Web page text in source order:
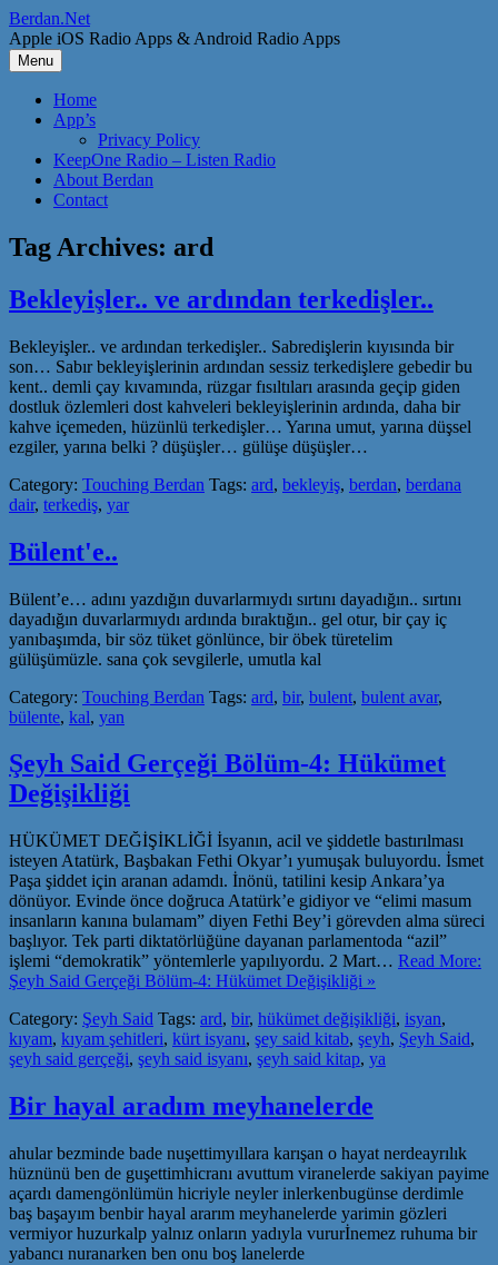
Skip
to
content
Berdan.Net
Apple iOS Radio Apps & Android Radio Apps
Menu
Home
App’s
Privacy Policy
KeepOne Radio – Listen Radio
About Berdan
Contact
Tag Archives: ard
Bekleyişler.. ve ardından terkedişler..
Bekleyişler.. ve ardından terkedişler.. Sabredişlerin kıyısında bir
son… Sabır bekleyişlerinin ardından sessiz terkedişlere gebedir bu
kent.. demli çay kıvamında, rüzgar fısıltıları arasında geçip giden
dostluk özlemleri dost kahveleri bekleyişlerinin ardında, daha bir
kahve içemeden, hüzünlü terkedişler… Yarına umut, yarına düşsel
ezgiler, yarına belki ? düşüşler… gülüşe düşüşler…
Category: Touching Berdan Tags: ard, bekleyiş, berdan, berdana
dair, terkediş, yar
Bülent'e..
Bülent’e… adını yazdığın duvarlarmıydı sırtını dayadığın.. sırtını
dayadığın duvarlarmıydı ardında bıraktığın.. gel otur, bir çay iç
yanıbaşımda, bir söz tüket gönlünce, bir öbek türetelim
gülüşümüzle. sana çok sevgilerle, umutla kal
Category: Touching Berdan Tags: ard, bir, bulent, bulent avar,
bülente, kal, yan
Şeyh Said Gerçeği Bölüm-4: Hükümet
Değişikliği
HÜKÜMET DEĞİŞİKLİĞİ İsyanın, acil ve şiddetle bastırılması
isteyen Atatürk, Başbakan Fethi Okyar’ı yumuşak buluyordu. İsmet
Paşa şiddet için aranan adamdı. İnönü, tatilini kesip Ankara’ya
dönüyor. Evinde önce doğruca Atatürk’e gidiyor ve “elimi masum
insanların kanına bulamam” diyen Fethi Bey’i görevden alma süreci
başlıyor. Tek parti diktatörlüğüne dayanan parlamentoda “azil”
işlemi “demokratik” yöntemlerle yapılıyordu. 2 Mart… Read More:
Şeyh Said Gerçeği Bölüm-4: Hükümet Değişikliği »
Category: Şeyh Said Tags: ard, bir, hükümet değişikliği, isyan,
kıyam, kıyam şehitleri, kürt isyanı, şey said kitab, şeyh, Şeyh Said,
şeyh said gerçeği, şeyh said isyanı, şeyh said kitap, ya
Bir hayal aradım meyhanelerde
ahular bezminde bade nuşettimyıllara karışan o hayat nerdeayrılık
hüznünü ben de guşettimhicranı avuttum viranelerde sakiyan payime
açardı damengönlümün hicriyle neyler inlerkenbugünse derdimle
baş başayım benbir hayal ararım meyhanelerde yarimin gözleri
vermiyor huzurkalp yalnız onların yadıyla vururİnemez ruhuma bir
yabancı nuranarken ben onu boş lanelerde